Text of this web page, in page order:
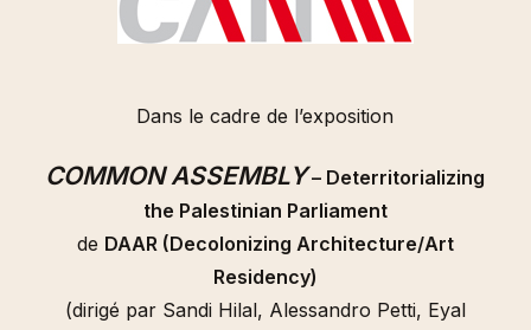
Dans le cadre de l’exposition
COMMON ASSEMBLY– Deterritorializing
the Palestinian Parliament
de DAAR (Decolonizing Architecture/Art
Residency)
(dirigé par Sandi Hilal, Alessandro Petti, Eyal